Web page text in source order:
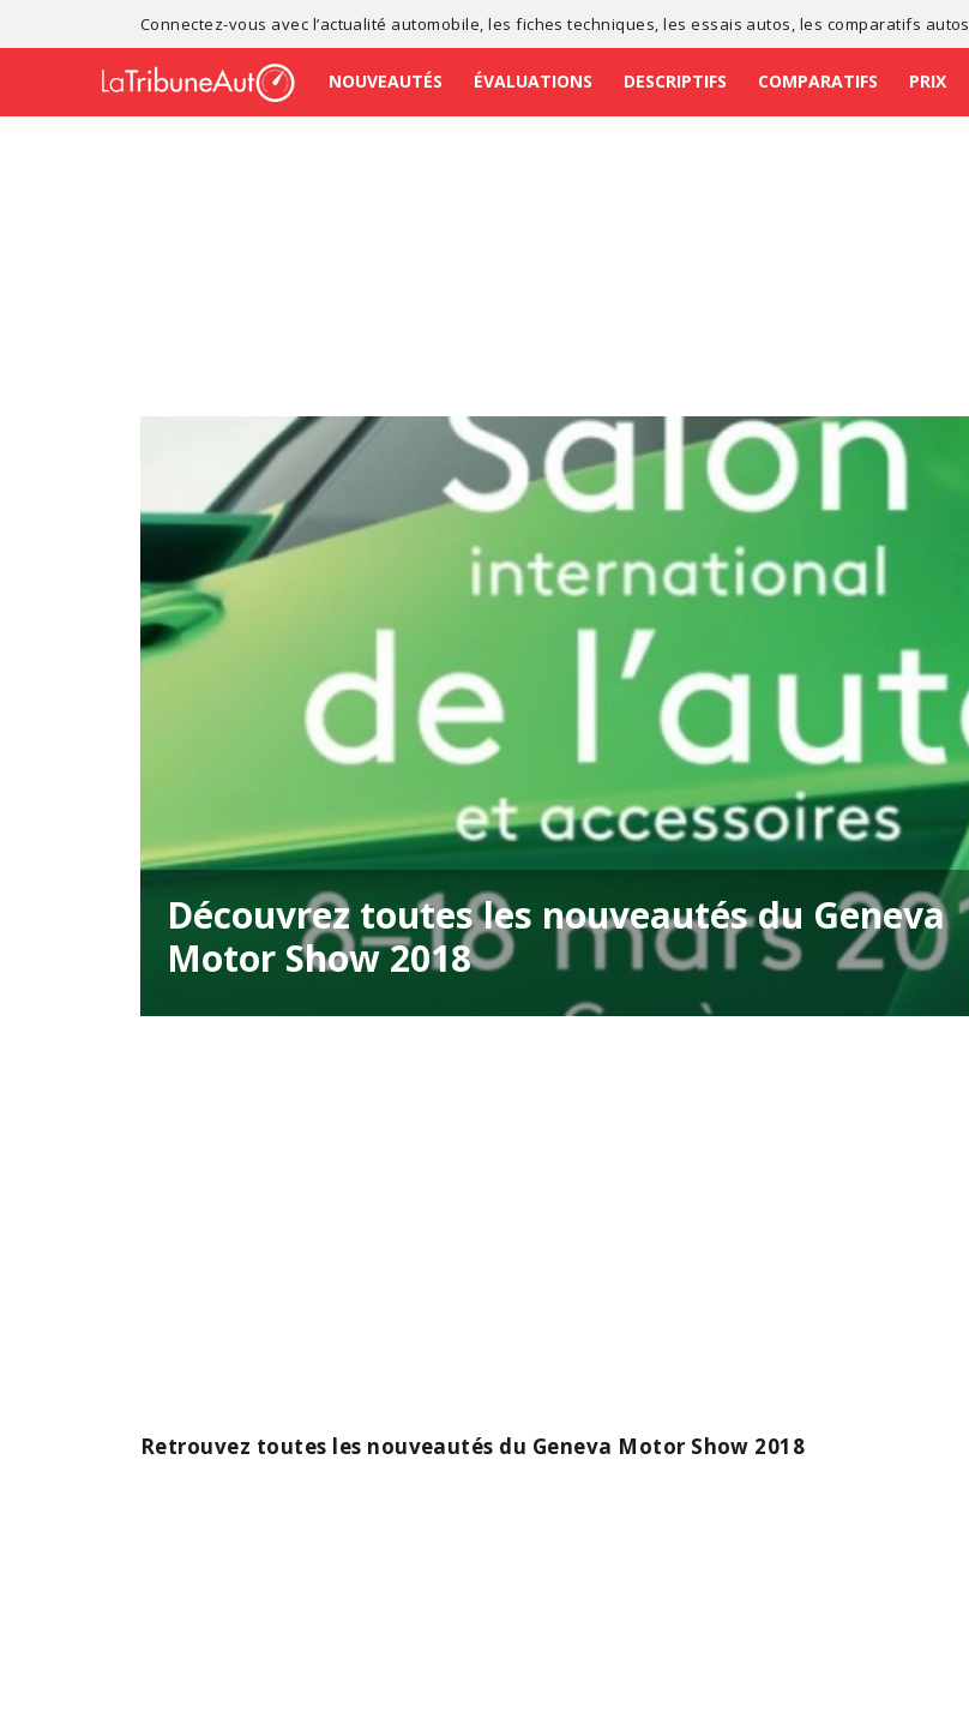
Connectez-vous avec l’actualité automobile , lesfiches techniques , lesessais autos , les comparatifs autos
NOUVEAUTÉS ÉVALUATIONS DESCRIPTIFS COMPARATIFS PRIX
Découvrez toutes les nouveautés du Geneva
Motor Show 2018
Retrouvez toutes les nouveautés du Geneva Motor Show 2018